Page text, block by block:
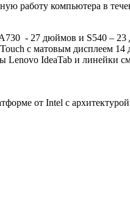
компьютера в
- 27 дюймов и S540 – 23
с матовым дисплеем
IdeaTab и линейки
от Intel с